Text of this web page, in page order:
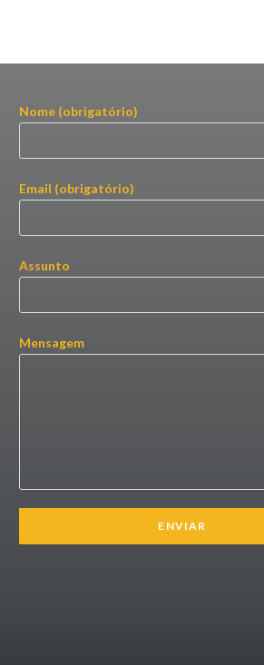
Nome (obrigatório)
Email (obrigatório)
Assunto
Mensagem